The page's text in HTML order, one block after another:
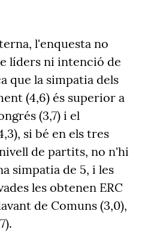
l'enquesta no
líders ni intenció de
que la simpatia dels
(4,6) és superior a
(3,7) i el
si bé en els tres
de partits, no n'hi
simpatia de 5, i les
les obtenen ERC
de Comuns (3,0),